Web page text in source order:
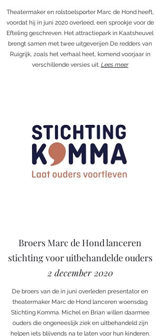
Theatermaker en rolstoelsporter Marc de Hond heeft,
voordat hij in juni 2020 overleed, een sprookje voor de
Efteling geschreven. Het attractiepark in Kaatsheuvel
brengt samen met twee uitgeverijen De redders van
Ruigrijk, zoals het verhaal heet, komend voorjaar in
verschillende versies uit. Lees meer
Broers Marc de Hond lanceren
stichting voor uitbehandelde ouders
2 december 2020
De broers van de in juni overleden presentator en
theatermaker Marc de Hond lanceren woensdag
Stichting Komma. Michel en Brian willen daarmee
ouders die ongeneeslijk ziek en uitbehandeld zijn
helpen iets blijvends na te laten voor hun kinderen.